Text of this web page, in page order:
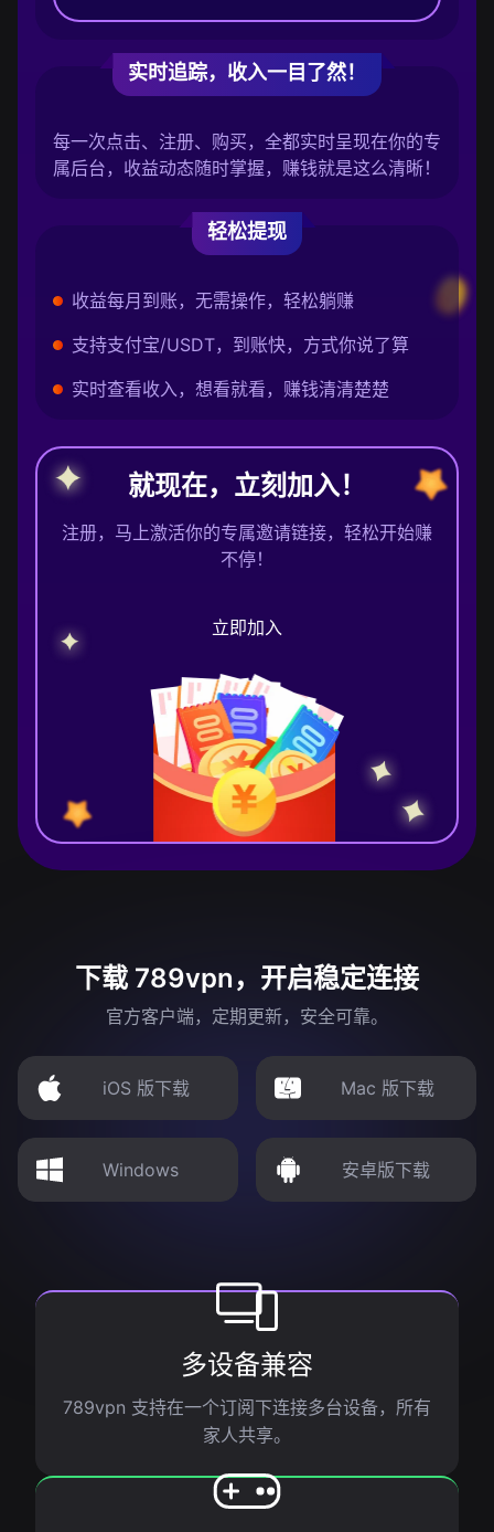
实时追踪，收入一目了然！
每一次点击、注册、购买，全都实时呈现在你的专
属后台，收益动态随时掌握，赚钱就是这么清晰！
轻松提现
收益每月到账，无需操作，轻松躺赚
支持支付宝/USDT，到账快，方式你说了算
实时查看收入，想看就看，赚钱清清楚楚
就现在，立刻加入！
注册，马上激活你的专属邀请链接，轻松开始赚
不停！
立即加入
下载 789vpn，开启稳定连接
官方客户端，定期更新，安全可靠。
iOS 版下载 Mac 版下载
Windows 安卓版下载
多设备兼容
789vpn 支持在一个订阅下连接多台设备，所有
家人共享。